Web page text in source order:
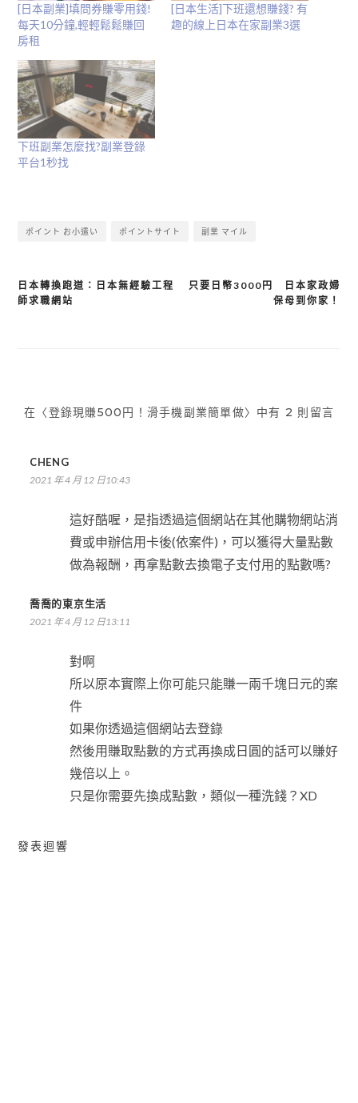
[日本副業]填問券賺零用錢!
每天10分鐘,輕輕鬆鬆賺回
房租
[日本生活]下班還想賺錢? 有
趣的線上日本在家副業3選
下班副業怎麼找?副業登錄
平台1秒找
ポイント お小遣い ポイントサイト 副業 マイル
文
只要日幣3000円 日本家政婦
保母到你家！
日本轉換跑道：日本無經驗工程
師求職網站
在〈登錄現賺500円！滑手機副業簡單做〉中有 2 則留言
CHENG
2021 年 4 月 12 日10:43
這好酷喔，是指透過這個網站在其他購物網站消
費或申辦信用卡後(依案件)，可以獲得大量點數
做為報酬，再拿點數去換電子支付用的點數嗎?
喬喬的東京生活
2021 年 4 月 12 日13:11
對啊
所以原本實際上你可能只能賺一兩千塊日元的案
件
如果你透過這個網站去登錄
然後用賺取點數的方式再換成日圓的話可以賺好
幾倍以上。
只是你需要先換成點數，類似一種洗錢？XD
發表迴響